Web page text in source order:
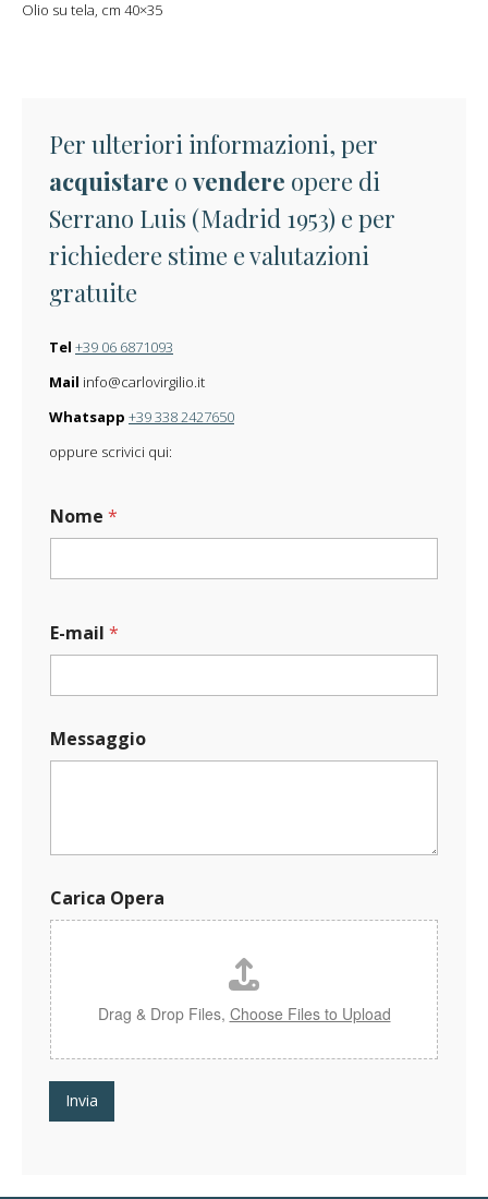
Olio su tela, cm 40×35
Per ulteriori informazioni, per
acquistare o vendere opere di
Serrano Luis (Madrid 1953) e per
richiedere stime e valutazioni
gratuite
Tel +39 06 6871093
Mail info@carlovirgilio.it
Whatsapp +39 338 2427650
oppure scrivici qui:
Nome *
e
s
a
g
i
c
a
O
p
e
r
a
E-mail *
Messaggio
Carica Opera
Drag & Drop Files, Choose Files to Upload
Invia